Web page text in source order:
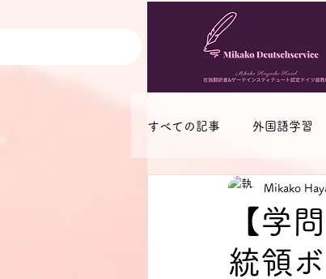
すべての記事 外国語学習
ブログ・書籍等紹介
【学
統領
Mikako